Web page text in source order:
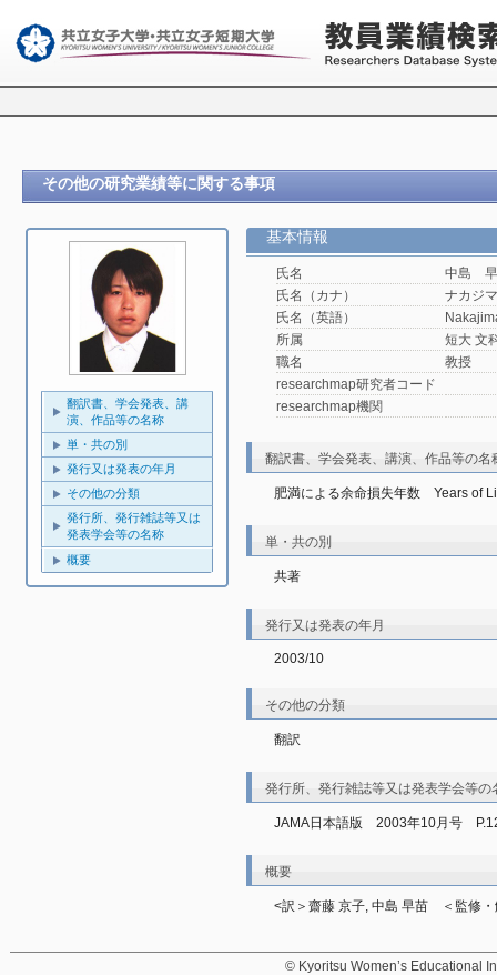
その他の研究業績等に関する事項
翻訳書、学会発表、講
演、作品等の名称
単・共の別
発行又は発表の年月
その他の分類
発行所、発行雑誌等又は
発表学会等の名称
概要
基本情報
氏名
中島
氏名（カナ）
ナカジ
氏名（英語）
所属
短大 文
職名
教授
researchmap研究者コード
researchmap機関
翻訳書、学会発表、講演、作品等の名
肥満による余命損失年数　Years of
単・共の別
共著
発行又は発表の年月
2003/10
その他の分類
翻訳
発行所、発行雑誌等又は発表学会等の
JAMA日本語版　2003年10月号　
概要
<訳＞齋藤 京子, 中島 早苗　＜監修